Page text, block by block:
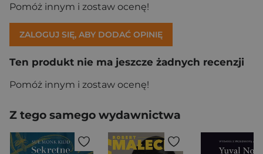
Pomóż innym i zostaw ocenę!
ZALOGUJ SIĘ, ABY DODAĆ OPINIĘ
Ten produkt nie ma jeszcze żadnych recenzji
Pomóż innym i zostaw ocenę!
Z tego samego wydawnictwa